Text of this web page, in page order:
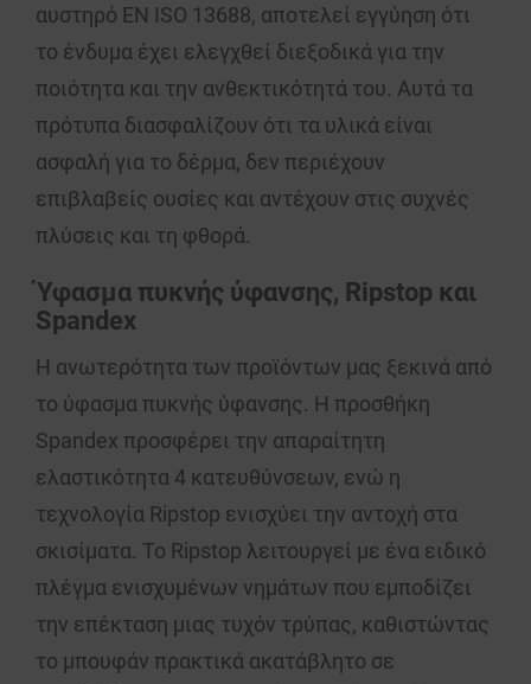
αυστηρό EN ISO 13688, αποτελεί εγγύηση ότι
το ένδυμα έχει ελεγχθεί διεξοδικά για την
ποιότητα και την ανθεκτικότητά του. Αυτά τα
πρότυπα διασφαλίζουν ότι τα υλικά είναι
ασφαλή για το δέρμα, δεν περιέχουν
επιβλαβείς ουσίες και αντέχουν στις συχνές
πλύσεις και τη φθορά.
Ύφασμα πυκνής ύφανσης, Ripstop και
Spandex
Η ανωτερότητα των προϊόντων μας ξεκινά από
το ύφασμα πυκνής ύφανσης. Η προσθήκη
Spandex προσφέρει την απαραίτητη
ελαστικότητα 4 κατευθύνσεων, ενώ η
τεχνολογία Ripstop ενισχύει την αντοχή στα
σκισίματα. Το Ripstop λειτουργεί με ένα ειδικό
πλέγμα ενισχυμένων νημάτων που εμποδίζει
την επέκταση μιας τυχόν τρύπας, καθιστώντας
το μπουφάν πρακτικά ακατάβλητο σε